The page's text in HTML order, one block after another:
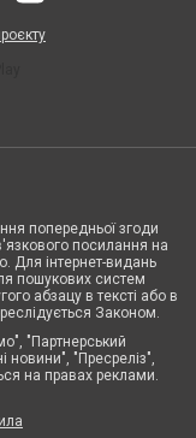
попередньої згоди
посилання на
Для інтернет-видань
пошукових систем
абзацу в тексті або в
Законом.
"Партнерський
новини", "Пресреліз",
на правах реклами.